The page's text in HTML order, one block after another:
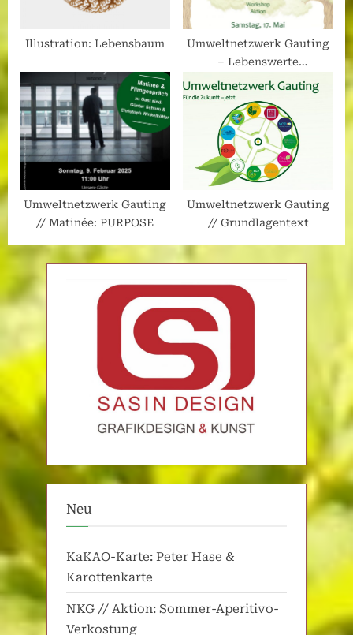
Illustration: Lebensbaum
Umweltnetzwerk Gauting
– Lebenswerte
Aktionswoche
Umweltnetzwerk Gauting
// Matinée: PURPOSE
Umweltnetzwerk Gauting
// Grundlagentext
Neu
KaKAO-Karte: Peter Hase &
Karottenkarte
NKG // Aktion: Sommer-Aperitivo-
Verkostung